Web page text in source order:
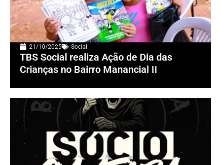
21/10/2025 Social
TBS Social realiza Ação de Dia das
Crianças no Bairro Manancial II